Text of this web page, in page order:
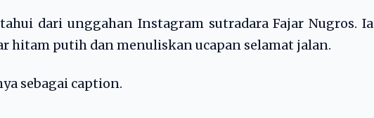
dari unggahan Instagram sutradara Fajar Nugros. Ia
hitam putih dan menuliskan ucapan selamat jalan.
sebagai caption.